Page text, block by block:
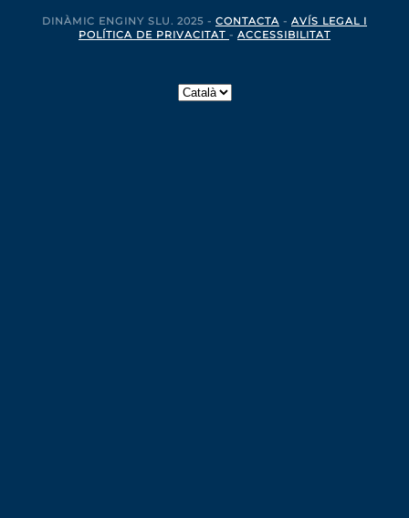
DINÀMIC ENGINY SLU. 2025 - CONTACTA - AVÍS LEGAL I
POLÍTICA DE PRIVACITAT - ACCESSIBILITAT